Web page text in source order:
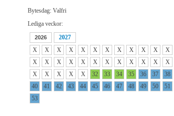
Bytesdag: Valfri
Lediga veckor:
2026
2027
X
X X X X X X X X X X X
X
X X X X X X X X X X X
X
X X X X 32 33 34 35 36 37 38
40
41 42 43 44 45 46 47 48 49 50 51
53